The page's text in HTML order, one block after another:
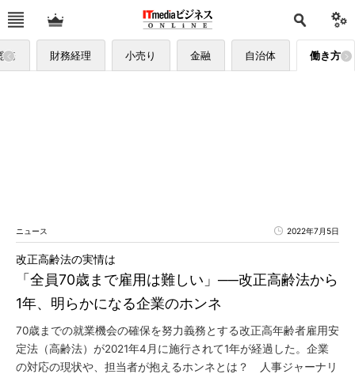
務 財務経理 小売り 金融 自治体 働き方
ニュース 2022年7月5日
「全員70歳まで雇用は難しい」──改正高齢法から
1年、明らかになる企業のホンネ
改正高齢法の実情は
70歳までの就業機会の確保を努力義務とする改正高年齢者雇用安
定法（高齢法）が2021年4月に施行されて1年が経過した。企業
の対応の現状や、担当者が抱えるホンネとは？ 人事ジャーナリ